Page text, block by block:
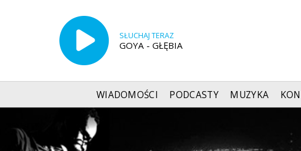
SŁUCHAJ TERAZ
GOYA - GŁĘBIA
WIADOMOŚCI PODCASTY MUZYKA